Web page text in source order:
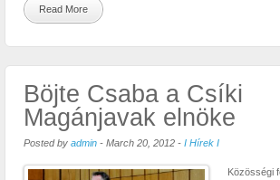
Read More
Böjte Csaba a Csíki
Magánjavak elnöke
Posted by admin - March 20, 2012 - I Hírek I
Közösségi